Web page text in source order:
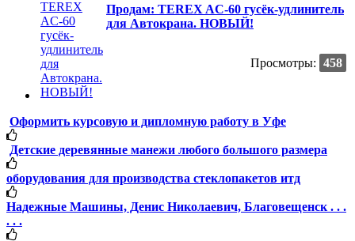
Продам: TEREX AC-60 гусёк-удлинитель
для Автокрана. НОВЫЙ!
Просмотры: 458
Оформить курсовую и дипломную работу в Уфе
Детские деревянные манежи любого большого размера
оборудования для производства стеклопакетов итд
Надежные Машины, Денис Николаевич, Благовещенск . . .
. . .